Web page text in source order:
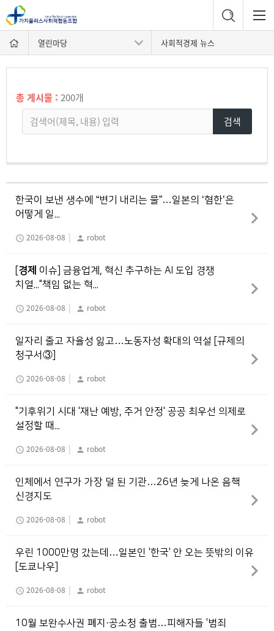
열린마당 사회적경제 뉴스
총 게시물 : 200개
검색
한국이 보낸 생수에 “변기 내리는 물”…일본의 ‘혐한’은
어떻게 일...
schedule 2026-08-08 | person robot
[경제
이슈] 금융업계, 혁신 추구하는 AI 도입 경쟁
치열..."책임 없는 혁...
schedule 2026-08-08 | person robot
일자리 줄고 자율성 잃고…노동자성 확대의 역설 [규제의
청구서③]
schedule 2026-08-08 | person robot
"기후위기 시대 '재난 예방, 주거 안정' 공공 최우선 의제로
설정할 때...
schedule 2026-08-08 | person robot
인체에서 연구가 가장 덜 된 기관…26년 늦게 나온 음핵
신경지도
schedule 2026-08-08 | person robot
우린 1000만명 갔는데…일본인 '한국' 안 오는 뜻밖의 이유
[도쿄나우]
schedule 2026-08-08 | person robot
10월 보완수사권 폐지·공소청 출범…피해자들 '범죄